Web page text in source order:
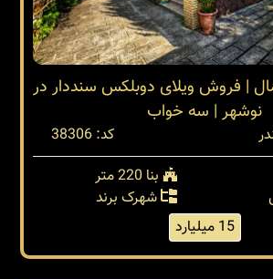
| فروش ویلای دوبلکس سنددار در
نوشهر | سه خواب
کد: 38306
بنا 220 متر
شهرک برند
15 میلیارد